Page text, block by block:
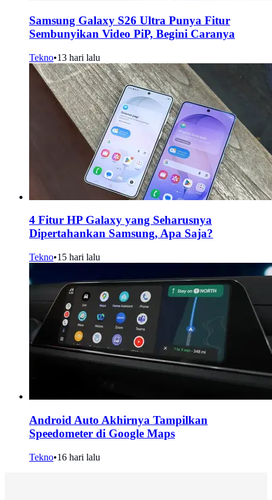
Samsung Galaxy S26 Ultra Punya Fitur
Sembunyikan Video PiP, Begini Caranya
Tekno•13 hari lalu
4 Fitur HP Galaxy yang Seharusnya
Dipertahankan Samsung, Apa Saja?
Tekno•15 hari lalu
Android Auto Akhirnya Tampilkan
Speedometer di Google Maps
Tekno•16 hari lalu